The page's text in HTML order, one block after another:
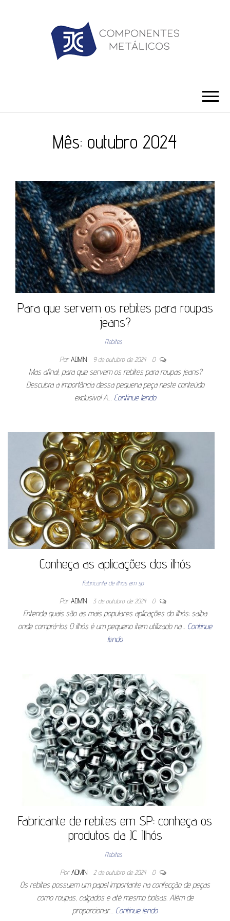
Mês: outubro 2024
Para que servem os rebites para roupas
jeans?
Rebites
Por ADMIN 9 de outubro de 2024 0
Mas afinal, para que servem os rebites para roupas jeans?
Descubra a importância dessa pequena peça neste conteúdo
exclusivo! A… Continue lendo
Conheça as aplicações dos ilhós
Fabricante de ilhos em sp
Por ADMIN 3 de outubro de 2024 0
Entenda quais são as mais populares aplicações do ilhós; saiba
onde comprá-los O ilhós é um pequeno item utilizado na… Continue
lendo
Fabricante de rebites em SP: conheça os
produtos da JC Ilhós
Rebites
Por ADMIN 2 de outubro de 2024 0
Os rebites possuem um papel importante na confecção de peças
como roupas, calçados e até mesmo bolsas. Além de
proporcionar… Continue lendo